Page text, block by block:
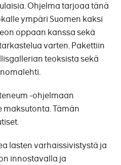
Ohjelma tarjoaa tänä
ympäri Suomen kaksi
oppaan kanssa sekä
varten. Pakettiin
teoksista sekä
-ohjelmaan
Tämän
lasten varhaissivistystä ja
innostavalla ja